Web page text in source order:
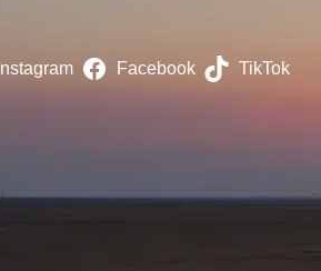
Instagram Facebook TikTok